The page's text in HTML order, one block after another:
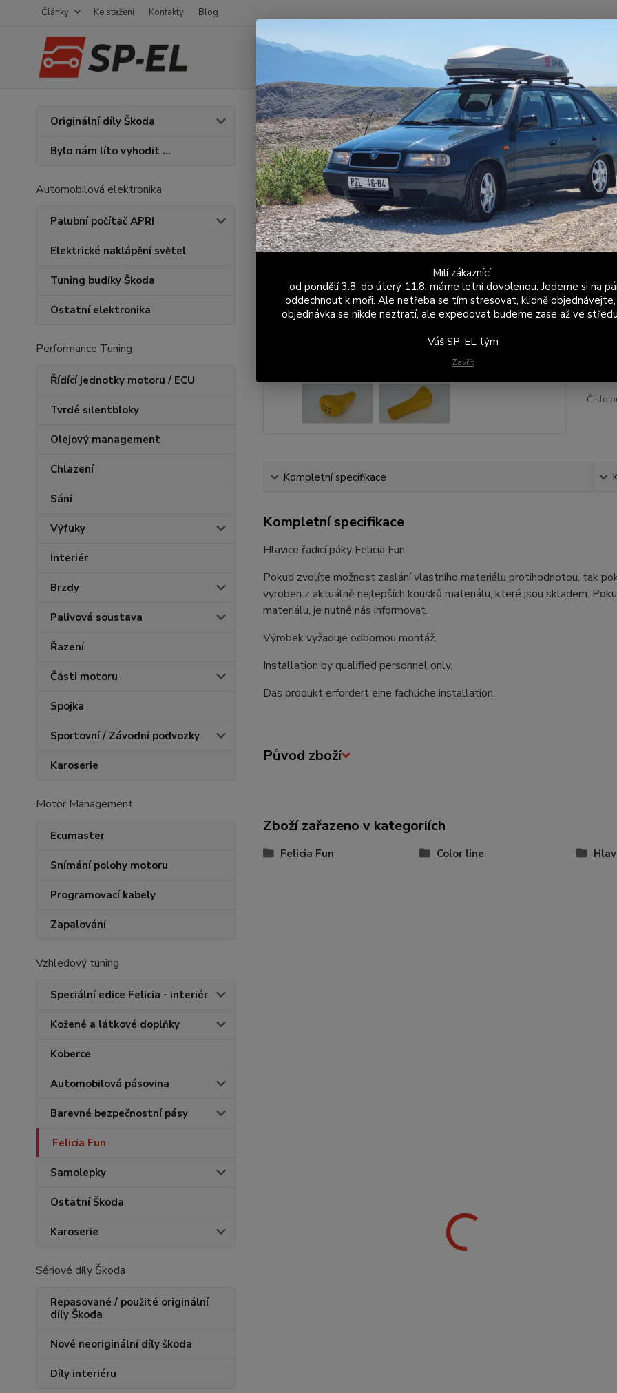
Články Ke stažení Kontakty Blog
Hledat
Po -
Originální díly Škoda
Bylo nám líto vyhodit ...
Automobilová elektronika
Palubní počítač APRI
Elektrické naklápění světel
Tuning budíky Škoda
Ostatní elektronika
Performance Tuning
Řídící jednotky motoru / ECU
Tvrdé silentbloky
Olejový management
Chlazení
Sání
Výfuky
Interiér
Brzdy
Palivová soustava
Řazení
Části motoru
Spojka
Sportovní / Závodní podvozky
Karoserie
Motor Management
Ecumaster
Snímání polohy motoru
Programovací kabely
Zapalování
Vzhledový tuning
Speciální edice Felicia - interiér
Kožené a látkové doplňky
Koberce
Automobilová pásovina
Barevné bezpečnostní pásy
Felicia Fun
Samolepky
Ostatní Škoda
Karoserie
Sériové díly Škoda
Repasované / použité originální
díly Škoda
Nové neoriginální díly škoda
Díly interiéru
Úvod Felicia Fun Hlavice řadicí páky Felicia Fun
Hlavice řadicí páky Felicia Fun
Novinka
Číslo
Kompletní specifikace
Kompletní specifikace
Hlavice řadicí páky Felicia Fun
Pokud zvolíte možnost zaslání vlastního materiálu protihodnotou, tak
vyroben z aktuálně nejlepších kousků materiálu, které jsou skladem.
materiálu, je nutné nás informovat.
Výrobek vyžaduje odbornou montáž.
Installation by qualified personnel only.
Das produkt erfordert eine fachliche installation.
Původ zboží
Zboží zařazeno v kategoriích
Felicia Fun Color line
Milí zákaznící,
od pondělí 3.8. do úterý 11.8. máme letní dovolenou. Jedeme si na
oddechnout k moři. Ale netřeba se tím stresovat, klidně objednávejte,
objednávka se nikde neztratí, ale expedovat budeme zase až ve
Váš SP-EL tým
Zavřít